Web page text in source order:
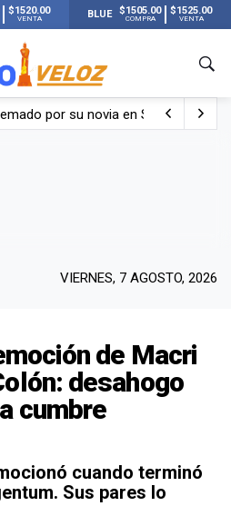
$1520.00
VENTA BLUE $1505.00
COMPRA
$1525.00
VENTA
por su novia en San Luis:
VIERNES, 7 AGOSTO, 2026
de Macri
desahogo
cumbre
cuando terminó
Sus pares lo